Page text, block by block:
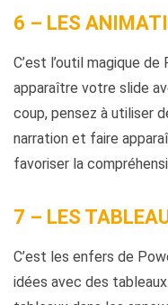
6 – LES
C’est l’outil magique
apparaître votre slide
coup, pensez à utiliser
narration et faire
favoriser la
7 – LES
C’est les enfers de
idées avec des